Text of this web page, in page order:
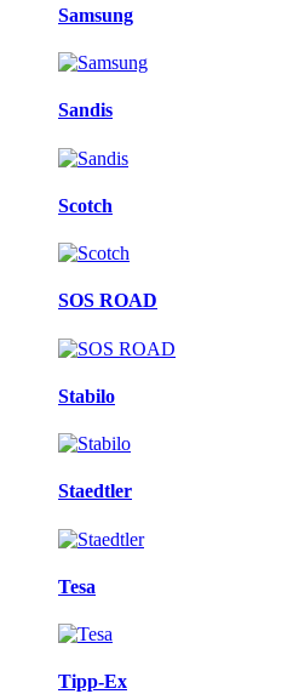
Samsung
Sandis
Scotch
SOS ROAD
Stabilo
Staedtler
Tesa
Tipp-Ex